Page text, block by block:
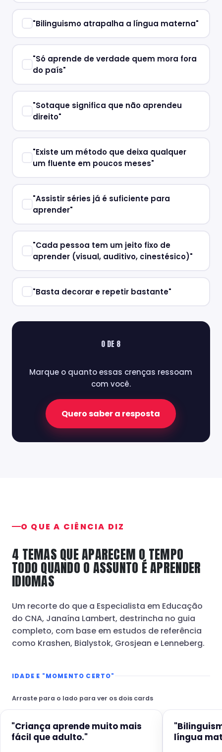
"Bilinguismo atrapalha a língua materna"
"Só aprende de verdade quem mora fora
do país"
"Sotaque significa que não aprendeu
direito"
"Existe um método que deixa qualquer
um fluente em poucos meses"
"Assistir séries já é suficiente para
aprender"
"Cada pessoa tem um jeito fixo de
aprender (visual, auditivo, cinestésico)"
"Basta decorar e repetir bastante"
0 DE 8
Marque o quanto essas crenças ressoam
com você.
Quero saber a resposta
O QUE A CIÊNCIA DIZ
4 TEMAS QUE APARECEM O TEMPO
TODO QUANDO O ASSUNTO É APRENDER
IDIOMAS
Um recorte do que a Especialista em Educação
do CNA, Janaína Lambert, destrincha no guia
completo, com base em estudos de referência
como Krashen, Bialystok, Grosjean e Lenneberg.
IDADE E "MOMENTO CERTO"
Arraste para o lado para ver os dois cards
"Criança aprende muito mais
fácil que adulto."
língua